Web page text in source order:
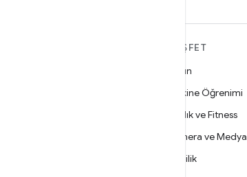
KEŞFET
Oyun
Makine Öğrenimi
Sağlık ve Fitness
Kamera ve Medya
Gizlilik